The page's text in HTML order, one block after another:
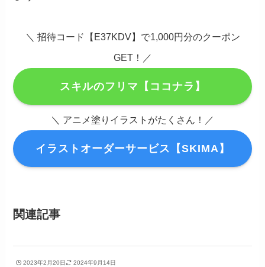
＼ 招待コード【E37KDV】で1,000円分のクーポン
GET！／
スキルのフリマ【ココナラ】
＼ アニメ塗りイラストがたくさん！／
イラストオーダーサービス【SKIMA】
関連記事
2023年2月20日 2024年9月14日